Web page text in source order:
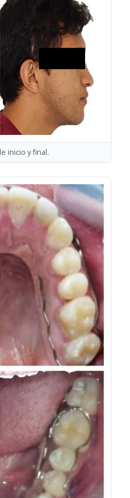
inicio y final.